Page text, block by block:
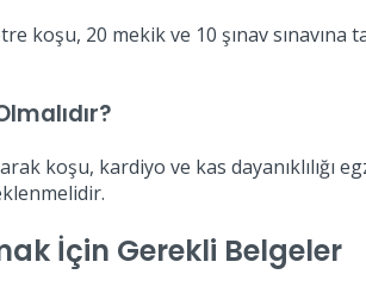
koşu, 20 mekik ve 10 şınav
koşu, kardiyo ve kas dayanıklılığı
İçin Gerekli Belgeler